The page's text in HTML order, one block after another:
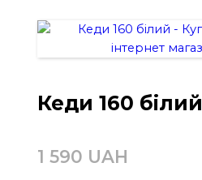
Кеди 160 білий
1 590 UAH